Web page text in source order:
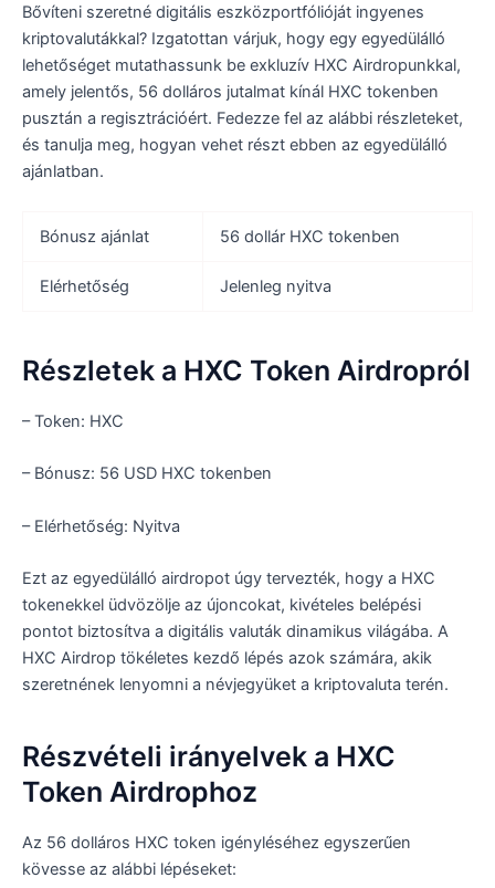
Bővíteni szeretné digitális eszközportfólióját ingyenes
kriptovalutákkal? Izgatottan várjuk, hogy egy egyedülálló
lehetőséget mutathassunk be exkluzív HXC Airdropunkkal,
amely jelentős, 56 dolláros jutalmat kínál HXC tokenben
pusztán a regisztrációért. Fedezze fel az alábbi részleteket,
és tanulja meg, hogyan vehet részt ebben az egyedülálló
ajánlatban.
Bónusz ajánlat 56 dollár HXC tokenben
Elérhetőség Jelenleg nyitva
Részletek a HXC Token Airdropról
– Token: HXC
– Bónusz: 56 USD HXC tokenben
– Elérhetőség: Nyitva
Ezt az egyedülálló airdropot úgy tervezték, hogy a HXC
tokenekkel üdvözölje az újoncokat, kivételes belépési
pontot biztosítva a digitális valuták dinamikus világába. A
HXC Airdrop tökéletes kezdő lépés azok számára, akik
szeretnének lenyomni a névjegyüket a kriptovaluta terén.
Részvételi irányelvek a HXC
Token Airdrophoz
Az 56 dolláros HXC token igényléséhez egyszerűen
kövesse az alábbi lépéseket: